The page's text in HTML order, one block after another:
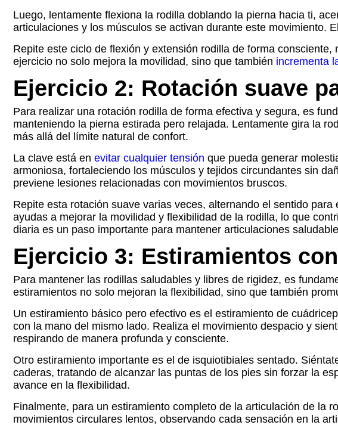
Luego, lentamente flexiona la rodilla doblando la pierna hacia ti,
articulaciones y los músculos se activan durante este movimiento.
Repite este ciclo de flexión y extensión rodilla de forma
ejercicio no solo mejora la movilidad, sino que también incrementa
Ejercicio 2: Rotación suave
Para realizar una rotación rodilla de forma efectiva y segura, es
manteniendo la pierna estirada pero relajada. Lentamente gira la
más allá del límite natural de confort.
La clave está en evitar cualquier tensión que pueda generar
armoniosa, fortaleciendo los músculos y tejidos circundantes sin
previene lesiones relacionadas con movimientos bruscos.
Repite esta rotación suave varias veces, alternando el sentido
ayudas a mejorar la movilidad y flexibilidad de la rodilla, lo que
diaria es un paso importante para mantener articulaciones
Ejercicio 3: Estiramientos
Para mantener las rodillas saludables y libres de rigidez, es
estiramientos no solo mejoran la flexibilidad, sino que también
Un estiramiento básico pero efectivo es el estiramiento de
con la mano del mismo lado. Realiza el movimiento despacio y
respirando de manera profunda y consciente.
Otro estiramiento importante es el de isquiotibiales sentado.
caderas, tratando de alcanzar las puntas de los pies sin forzar la
avance en la flexibilidad.
Finalmente, para un estiramiento completo de la articulación de la
movimientos circulares lentos, observando cada sensación en la